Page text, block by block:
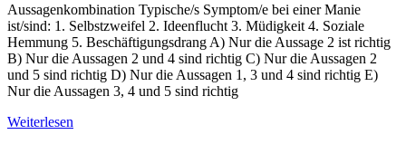
Aussagenkombination Typische/s Symptom/e bei einer Manie
ist/sind: 1. Selbstzweifel 2. Ideenflucht 3. Müdigkeit 4. Soziale
Hemmung 5. Beschäftigungsdrang A) Nur die Aussage 2 ist richtig
B) Nur die Aussagen 2 und 4 sind richtig C) Nur die Aussagen 2
und 5 sind richtig D) Nur die Aussagen 1, 3 und 4 sind richtig E)
Nur die Aussagen 3, 4 und 5 sind richtig
Weiterlesen